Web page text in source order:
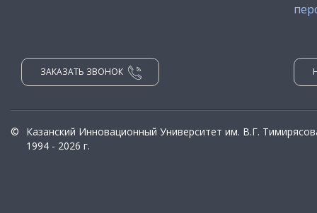
ЗАКАЗАТЬ ЗВОНОК
©
Казанский Инновационный Университет им. В.Г.
1994 - 2026 г.